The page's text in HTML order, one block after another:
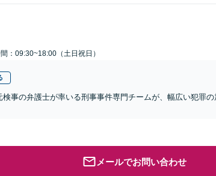
：09:30~18:00（土日祝日）
検事の弁護士が率いる刑事事件専門チームが、幅広い犯罪
メールでお問い合わせ